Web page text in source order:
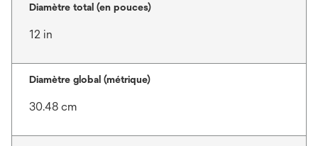
Diamètre total (en pouces)
12 in
Diamètre global (métrique)
30.48 cm